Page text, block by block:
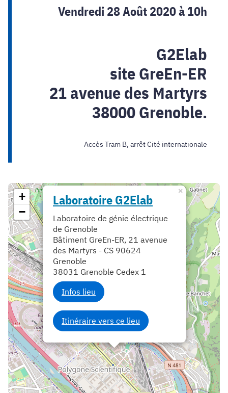
Vendredi 28 Août 2020 à 10h
G2Elab
site GreEn-ER
21 avenue des Martyrs
38000 Grenoble.
Accès Tram B, arrêt Cité internationale
Laboratoire G2Elab
Laboratoire de génie électrique
de Grenoble
Bâtiment GreEn-ER, 21 avenue
des Martyrs - CS 90624
Grenoble
38031 Grenoble Cedex 1
Infos lieu
Itinéraire vers ce lieu
×
+
−